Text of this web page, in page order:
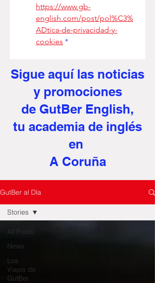
https://www.gb-
english.com/post/pol%C3%
ADtica-de-privacidad-y-
cookies *
Sigue aquílas noticias
y promociones
de GutBer English,
tu academia de inglés
en
A Coruña
GutBer al Día
All Posts
News
Los
Viajes de
GutBer
Stories